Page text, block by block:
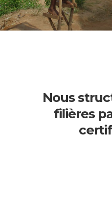
Nous
filières